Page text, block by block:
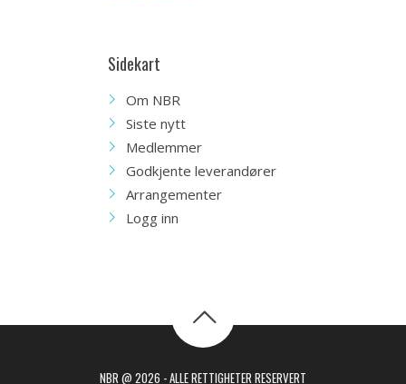
Sidekart
Om NBR
Siste nytt
Medlemmer
Godkjente leverandører
Arrangementer
Logg inn
NBR @ 2026 - ALLE RETTIGHETER RESERVERT